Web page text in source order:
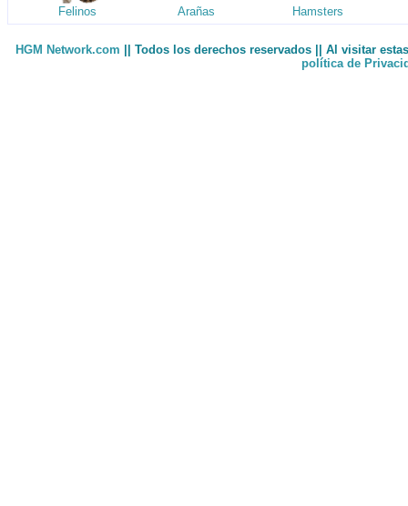
Felinos Arañas Hamsters
HGM Network.com || Todos los derechos reservados || Al visitar
política de